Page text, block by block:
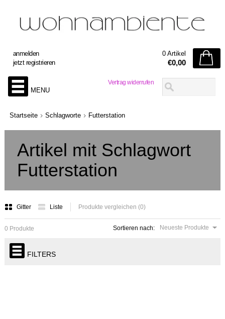
Vertrag widerrufen
anmelden
jetzt registrieren
0 Artikel
€0,00
MENU
Startseite Schlagworte Futterstation
Artikel mit Schlagwort
Futterstation
Gitter Liste Produkte vergleichen (0)
Sortieren nach: Neueste Produkte
0 Produkte
FILTERS